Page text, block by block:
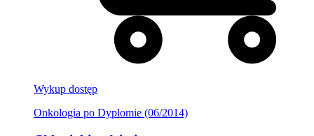
Wykup dostęp
Onkologia po Dyplomie (06/2014)